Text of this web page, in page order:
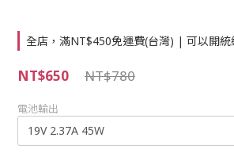
全店，滿NT$450免運費(台灣) | 可以開統
NT$780
NT$650
電池輸出